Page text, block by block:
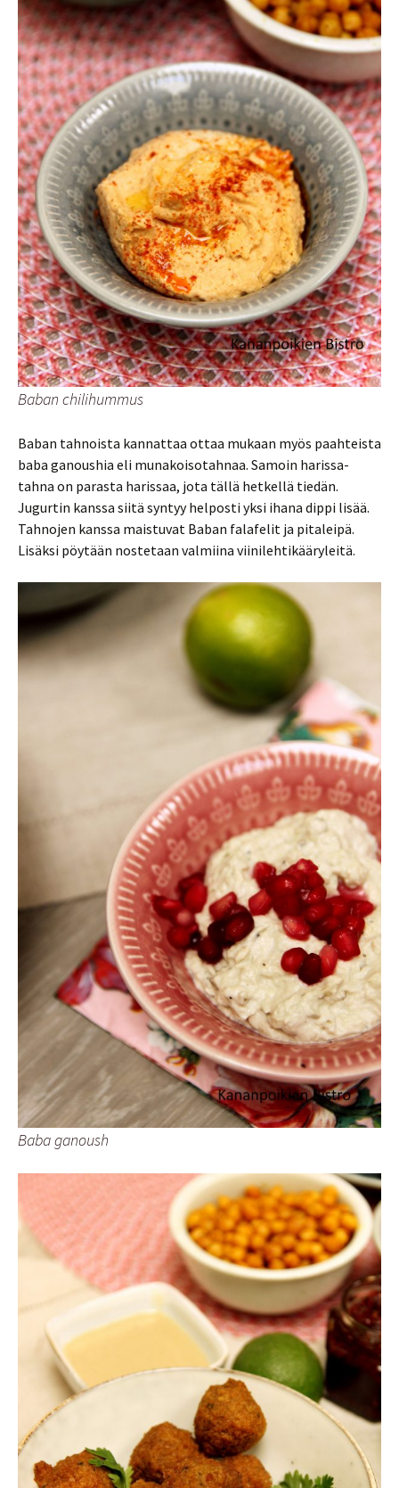
Baban chilihummus
Baban tahnoista kannattaa ottaa mukaan myös paahteista
baba ganoushia eli munakoisotahnaa. Samoin harissa-
tahna on parasta harissaa, jota tällä hetkellä tiedän.
Jugurtin kanssa siitä syntyy helposti yksi ihana dippi lisää.
Tahnojen kanssa maistuvat Baban falafelit ja pitaleipä.
Lisäksi pöytään nostetaan valmiina viinilehtikääryleitä.
Baba ganoush